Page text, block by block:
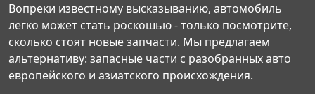
Вопреки известному высказыванию, автомобиль
легко может стать роскошью - только посмотрите,
сколько стоят новые запчасти. Мы предлагаем
альтернативу: запасные части с разобранных авто
европейского и азиатского происхождения.